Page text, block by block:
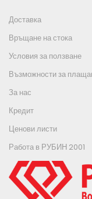
Доставка
Връщане на стока
Условия за ползване
Възможности за
За нас
Кредит
Ценови листи
Работа в РУБИН 2001